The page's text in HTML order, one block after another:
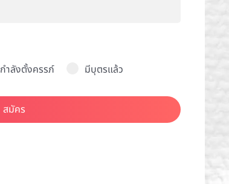
กำลังตั้งครรภ์ มีบุตรแล้ว
สมัคร